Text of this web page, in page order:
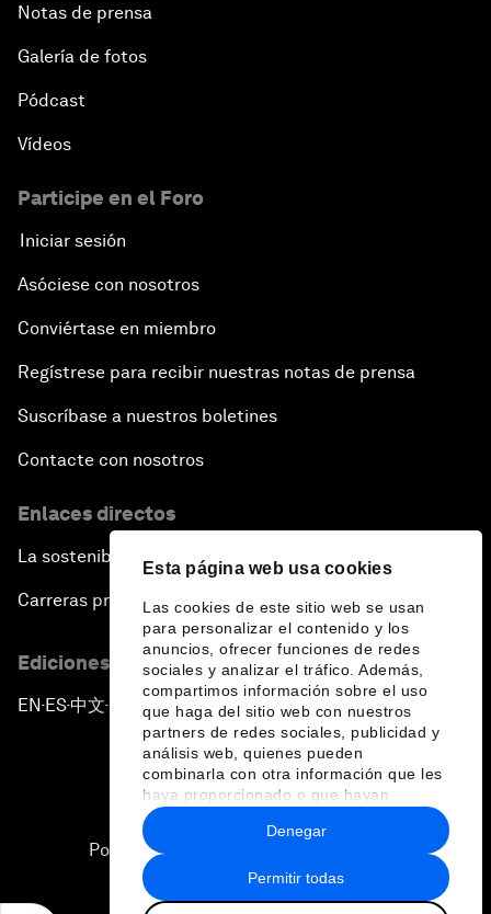
Esta página web usa cookies
Las cookies de este sitio web se usan
para personalizar el contenido y los
anuncios, ofrecer funciones de redes
sociales y analizar el tráfico. Además,
compartimos información sobre el uso
que haga del sitio web con nuestros
partners de redes sociales, publicidad y
análisis web, quienes pueden
combinarla con otra información que les
haya proporcionado o que hayan
recopilado a partir del uso que haya
hecho de sus servicios.
Permitir todas
Denegar
Notas de prensa
Galería de fotos
Pódcast
Vídeos
Participe en el Foro
Iniciar sesión
Asóciese con nosotros
Conviértase en miembro
Regístrese para recibir nuestras notas de prensa
Suscríbase a nuestros boletines
Contacte con nosotros
Enlaces directos
La sostenibilidad en el Foro
Carreras profesionales
Ediciones en otros idiomas
EN ▪ES▪中文▪ 日本語
Política de privacidad y normas de uso
Sitemap